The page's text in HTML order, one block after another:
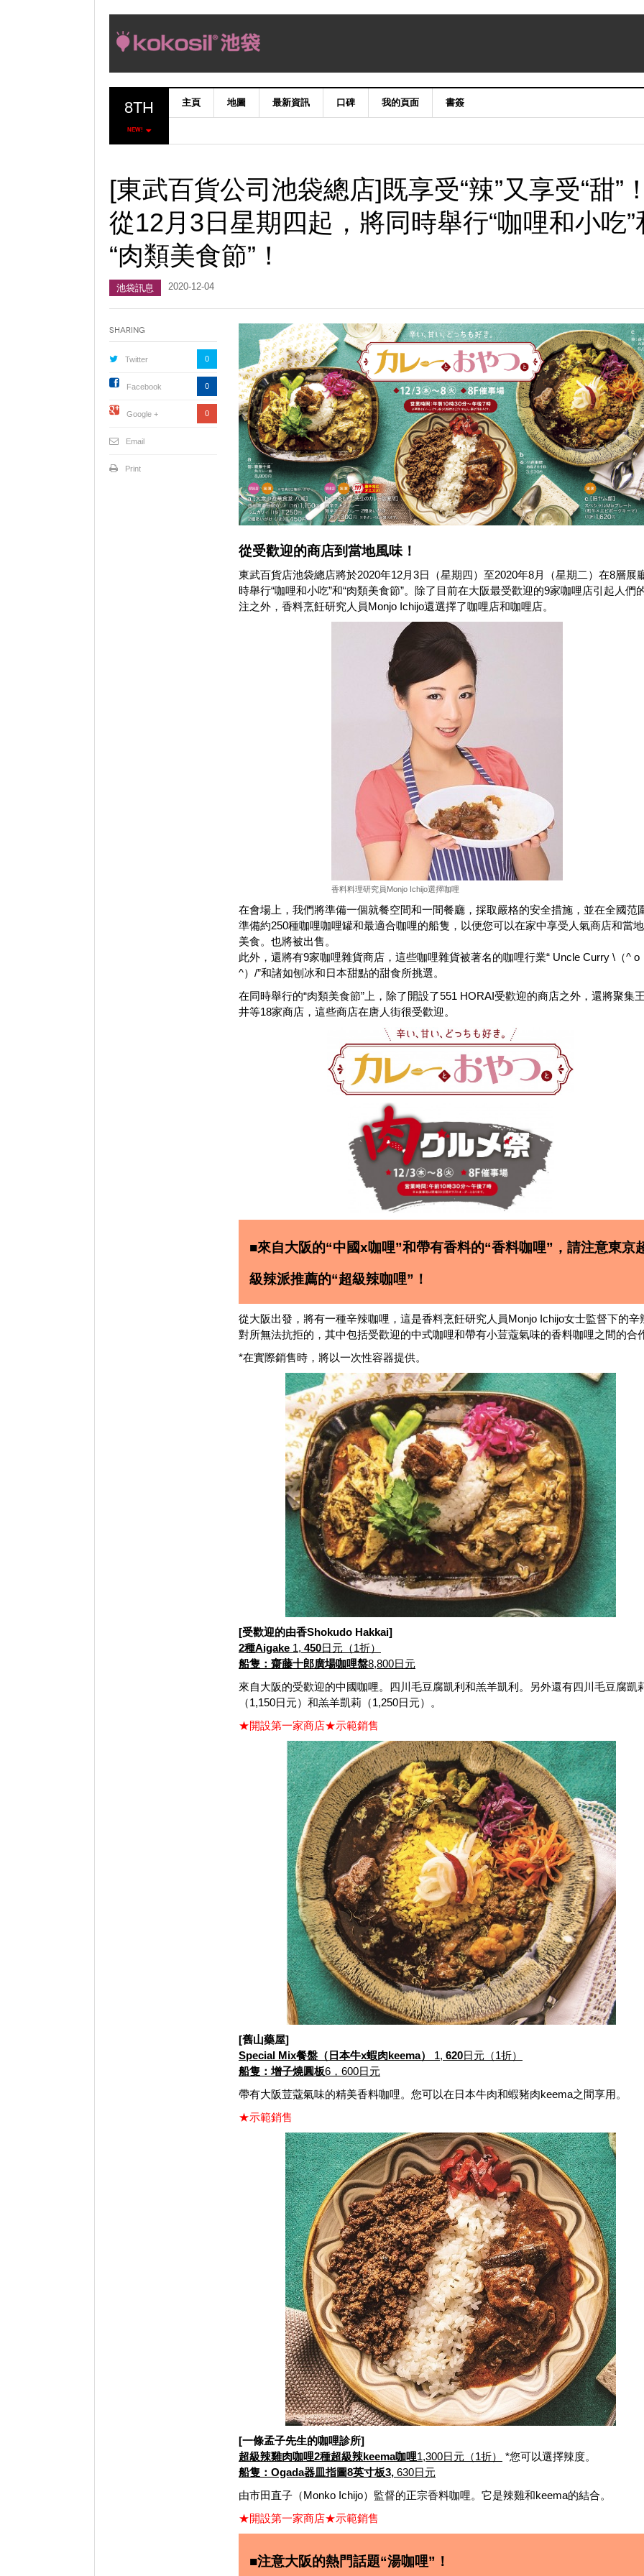
8TH
NEW!
主頁 地圖 最新資訊 口碑 我的頁面 書簽
[東武百貨公司池袋總店]既享受“辣”又享受“甜”
從12月3日星期四起，將同時舉行“咖哩和小吃”
“肉類美食節”！
池袋訊息 2020-12-04
從受歡迎的商店到當地風味！
東武百貨店池袋總店將於2020年12月3日（星期四）至2020年8月（星期二）在8層展
時舉行“咖哩和小吃”和“肉類美食節”。除了目前在大阪最受歡迎的9家咖哩店引起人們
注之外，香料烹飪研究人員Monjo Ichijo還選擇了咖哩店和咖哩店。
香料料理研究員Monjo Ichijo選擇咖哩
在會場上，我們將準備一個就餐空間和一間餐廳，採取嚴格的安全措施，並在全國范
準備約250種咖哩咖哩罐和最適合咖哩的船隻，以便您可以在家中享受人氣商店和當
美食。也將被出售。
此外，還將有9家咖哩雜貨商店，這些咖哩雜貨被著名的咖哩行業“ Uncle Curry \（^ o
^）/”和諸如刨冰和日本甜點的甜食所挑選。
在同時舉行的“肉類美食節”上，除了開設了551 HORAI受歡迎的商店之外，還將聚集
井等18家商店，這些商店在唐人街很受歡迎。
■來自大阪的“中國x咖哩”和帶有香料的“香料咖哩”，請注意東京
級辣派推薦的“超級辣咖哩”！
從大阪出發，將有一種辛辣咖哩，這是香料烹飪研究人員Monjo Ichijo女士監督下的辛
對所無法抗拒的，其中包括受歡迎的中式咖哩和帶有小荳蔻氣味的香料咖哩之間的合
*在實際銷售時，將以一次性容器提供。
[受歡迎的由香Shokudo Hakkai]
2種Aigake 1, 450日元（1折）
船隻：齋藤十郎廣場咖哩盤8,800日元
來自大阪的受歡迎的中國咖哩。四川毛豆腐凱利和羔羊凱利。另外還有四川毛豆腐凱
（1,150日元）和羔羊凱莉（1,250日元）。
★開設第一家商店★示範銷售
[舊山藥屋]
Special Mix餐盤（日本牛x蝦肉keema）
1, 620日元（1折）
船隻：增子燒圓板6，600日元
帶有大阪荳蔻氣味的精美香料咖哩。您可以在日本牛肉和蝦豬肉keema之間享用。
★示範銷售
[一條孟子先生的咖哩診所]
超級辣雞肉咖哩2種超級辣keema咖哩1,300日元（1折）
*您可以選擇辣度。
船隻：Ogada器皿指圖8英寸板3, 630日元
由市田直子（Monko Ichijo）監督的正宗香料咖哩。它是辣雞和keema的結合。
★開設第一家商店★示範銷售
■注意大阪的熱門話題“湯咖哩”！
Sharing
Twitter 0
Facebook 0
Google + 0
Email
Print